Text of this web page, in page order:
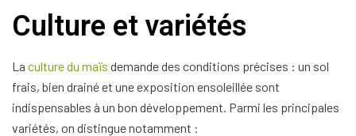
Culture et variétés
La culture du maïs demande des conditions précises : un sol
frais, bien drainé et une exposition ensoleillée sont
indispensables à un bon développement. Parmi les principales
variétés, on distingue notamment :